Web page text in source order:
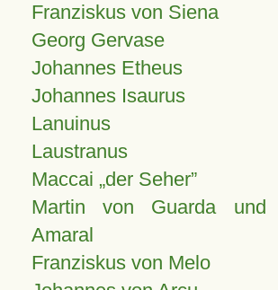
Franziskus von Siena
Georg Gervase
Johannes Etheus
Johannes Isaurus
Lanuinus
Laustranus
Maccai „der Seher”
Martin von Guarda und
Amaral
Franziskus von Melo